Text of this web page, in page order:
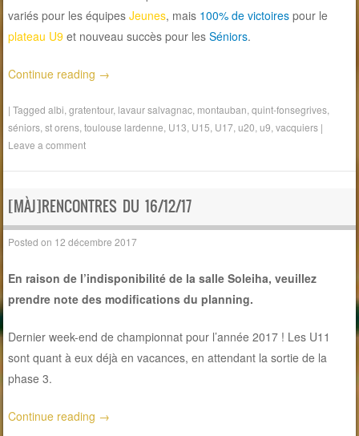
variés pour les équipesJeunes, mais 100% de victoires pour le
plateau U9 et nouveau succès pour lesSéniors.
Continue reading →
|Taggedalbi ,gratentour, lavaur salvagnac montauban ,quint-fonsegrives
séniors ,st orens ,toulouse lardenne U13 U15 U17 ,u20 ,u9 ,vacquiers |
Leave a comment
[MÀJ]RENCONTRES DU 16/12/17
Posted on 12 décembre 2017
En raison de l’indisponibilité de la salle Soleiha, veuillez
prendre note des modifications du planning.
Dernier week-end de championnat pour l’année 2017 ! Les U11
sont quant à eux déjà en vacances, en attendant la sortie de la
phase 3.
Continue reading →